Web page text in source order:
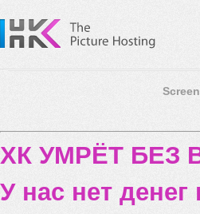
ХК УМРЁТ
У нас нет денег